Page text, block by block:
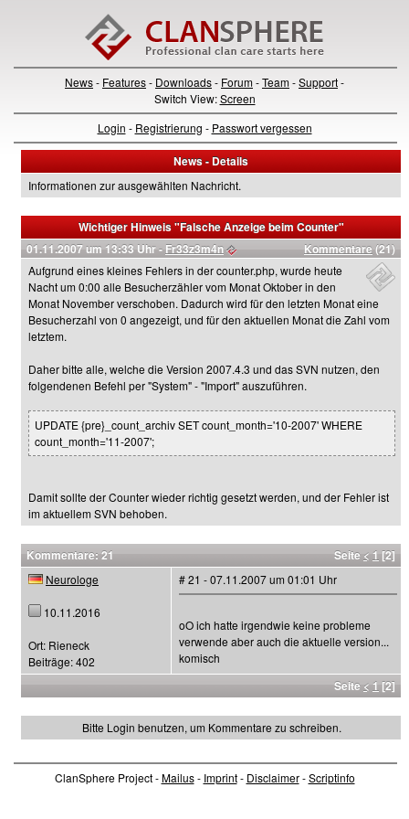
News- Features- Downloads- Forum-Team-Support-
Switch View:Screen
Login - Registrierung - Passwort vergessen
News - Details
Informationen zur ausgewählten Nachricht.
Wichtiger Hinweis "Falsche Anzeige beim Counter"
01.11.2007 um 13:33 Uhr - Fr33z3m4n Kommentare (21)
Aufgrund eines kleines Fehlers in der counter.php, wurde heute
Nacht um 0:00 alle Besucherzähler vom Monat Oktober in den
Monat November verschoben. Dadurch wird für den letzten Monat eine
Besucherzahl von 0 angezeigt, und für den aktuellen Monat die Zahl vom
letztem.
Daher bitte alle, welche die Version 2007.4.3 und das SVN nutzen, den
folgendenen Befehl per "System" - "Import" auszuführen.
UPDATE {pre}_count_archiv SET count_month='10-2007' WHERE
count_month='11-2007';
Damit sollte der Counter wieder richtig gesetzt werden, und der Fehler ist
im aktuellem SVN behoben.
Kommentare: 21 Seite < 1 [2]
Neurologe
10.11.2016
Ort: Rieneck
Beiträge: 402
# 21 - 07.11.2007 um 01:01 Uhr
oO ich hatte irgendwie keine probleme
verwende aber auch die aktuelle version...
komisch
Seite < 1 [2]
Bitte Login benutzen, um Kommentare zu schreiben.
ClanSphere Project -Mailus- Imprint- Disclaimer-Scriptinfo